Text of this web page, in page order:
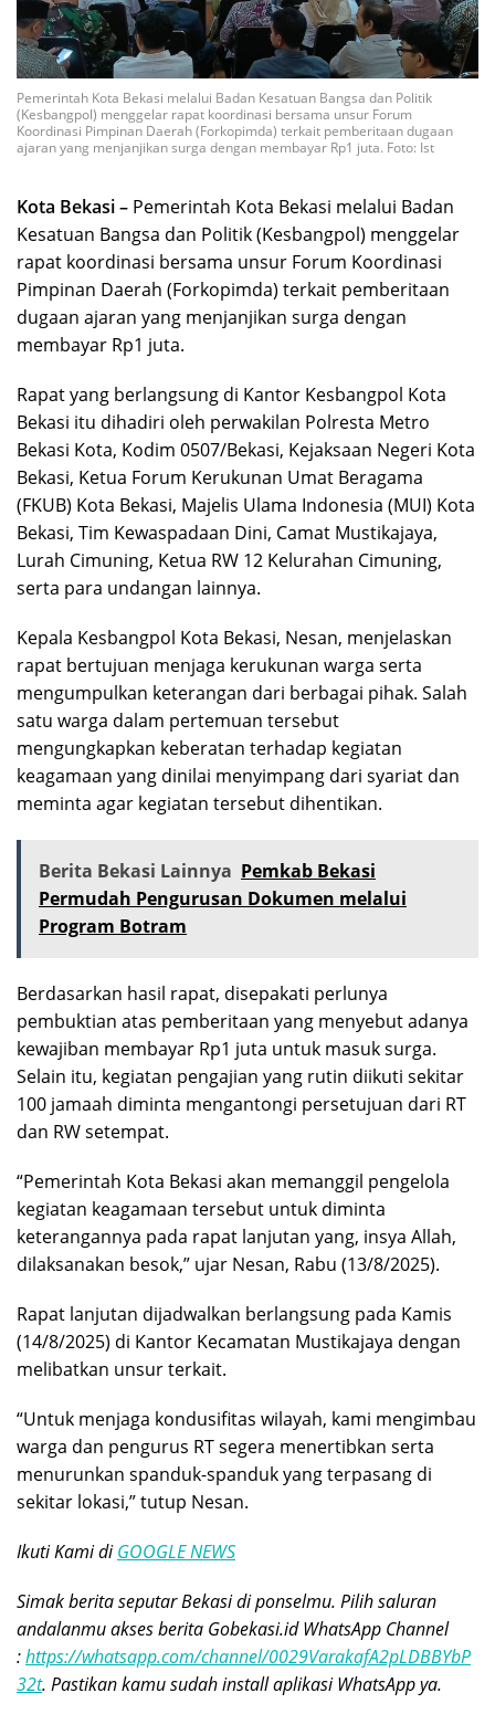
Pemerintah Kota Bekasi melalui Badan Kesatuan Bangsa dan Politik
(Kesbangpol) menggelar rapat koordinasi bersama unsur Forum
Koordinasi Pimpinan Daerah (Forkopimda) terkait pemberitaan dugaan
ajaran yang menjanjikan surga dengan membayar Rp1 juta. Foto: Ist
Kota Bekasi – Pemerintah Kota Bekasi melalui Badan
Kesatuan Bangsa dan Politik (Kesbangpol) menggelar
rapat koordinasi bersama unsur Forum Koordinasi
Pimpinan Daerah (Forkopimda) terkait pemberitaan
dugaan ajaran yang menjanjikan surga dengan
membayar Rp1 juta.
Rapat yang berlangsung di Kantor Kesbangpol Kota
Bekasi itu dihadiri oleh perwakilan Polresta Metro
Bekasi Kota, Kodim 0507/Bekasi, Kejaksaan Negeri Kota
Bekasi, Ketua Forum Kerukunan Umat Beragama
(FKUB) Kota Bekasi, Majelis Ulama Indonesia (MUI) Kota
Bekasi, Tim Kewaspadaan Dini, Camat Mustikajaya,
Lurah Cimuning, Ketua RW 12 Kelurahan Cimuning,
serta para undangan lainnya.
Kepala Kesbangpol Kota Bekasi, Nesan, menjelaskan
rapat bertujuan menjaga kerukunan warga serta
mengumpulkan keterangan dari berbagai pihak. Salah
satu warga dalam pertemuan tersebut
mengungkapkan keberatan terhadap kegiatan
keagamaan yang dinilai menyimpang dari syariat dan
meminta agar kegiatan tersebut dihentikan.
Berita Bekasi Lainnya Pemkab Bekasi
Permudah Pengurusan Dokumen melalui
Program Botram
Berdasarkan hasil rapat, disepakati perlunya
pembuktian atas pemberitaan yang menyebut adanya
kewajiban membayar Rp1 juta untuk masuk surga.
Selain itu, kegiatan pengajian yang rutin diikuti sekitar
100 jamaah diminta mengantongi persetujuan dari RT
dan RW setempat.
“Pemerintah Kota Bekasi akan memanggil pengelola
kegiatan keagamaan tersebut untuk diminta
keterangannya pada rapat lanjutan yang, insya Allah,
dilaksanakan besok,” ujar Nesan, Rabu (13/8/2025).
Rapat lanjutan dijadwalkan berlangsung pada Kamis
(14/8/2025) di Kantor Kecamatan Mustikajaya dengan
melibatkan unsur terkait.
“Untuk menjaga kondusifitas wilayah, kami mengimbau
warga dan pengurus RT segera menertibkan serta
menurunkan spanduk-spanduk yang terpasang di
sekitar lokasi,” tutup Nesan.
Ikuti Kami diGOOGLE NEWS
Simak berita seputar Bekasi di ponselmu. Pilih saluran
andalanmu akses berita Gobekasi.id WhatsApp Channel
:https://whatsapp.com/channel/0029VarakafA2pLDBBYbP
32t. Pastikan kamu sudah install aplikasi WhatsApp ya.